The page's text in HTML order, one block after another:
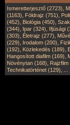
Ismeretterjesztő (2723),
(1163), Földrajz (751),
(452), Biológia (450),
(344), Ipar (324), Ifjúsági
(303), Életrajz (277),
(229), Irodalom (200),
(192), Közlekedés (189),
Hangosított diafilm (169),
Növénytan (168), Rajzfilm
Technikatörténet (129),